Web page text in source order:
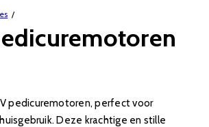
pedicuremotoren, perfect voor
Deze krachtige en stille